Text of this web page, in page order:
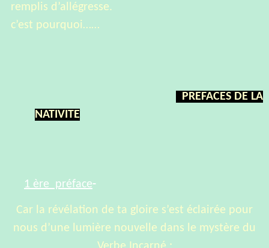
remplis d’allégresse.
c’est pourquoi……
PREFACES DE LA
NATIVITE
1 ère préface-
Car la révélation de ta gloire s’est éclairée pour
nous d’une lumière nouvelle dans le mystère du